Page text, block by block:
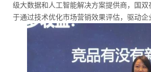
级大数据和人工智能解决方案提供商，国双
于通过技术优化市场营销效果评估，驱动企